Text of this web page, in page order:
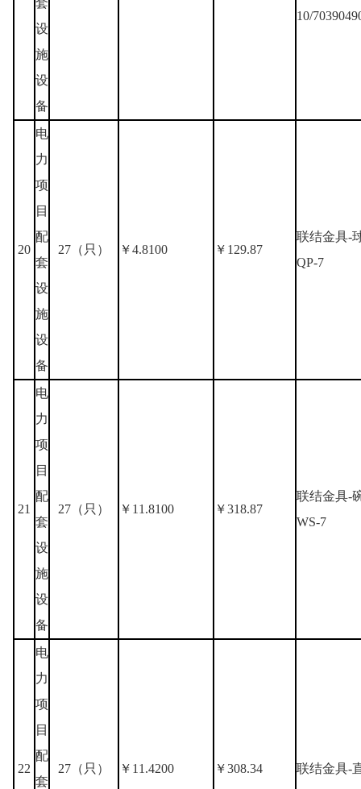
设
施
设
备
10/
20
电
力
项
目
配
套
设
施
设
备
27（只） ￥4.8100 ￥129.87
联结金具-
QP-7
21
电
力
项
目
配
套
设
施
设
备
27（只） ￥11.8100 ￥318.87
联结金具-
WS-7
22
电
力
项
目
配
套
27（只） ￥11.4200 ￥308.34 联结金具-